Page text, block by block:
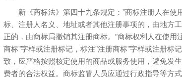
新《商标法》第四十九条规定：”商标注册人在使
标、注册人名义、地址或者其他注册事项的，由地方
正的，由商标局撤销其注册商标。”商标权利人在使
商标”字样或注册标记，标注”注册商标”字样或注册标
致，应严格按照核定使用的商品或服务使用，避免发
费者的合法权益。商标监管人员应通过行政指导等方